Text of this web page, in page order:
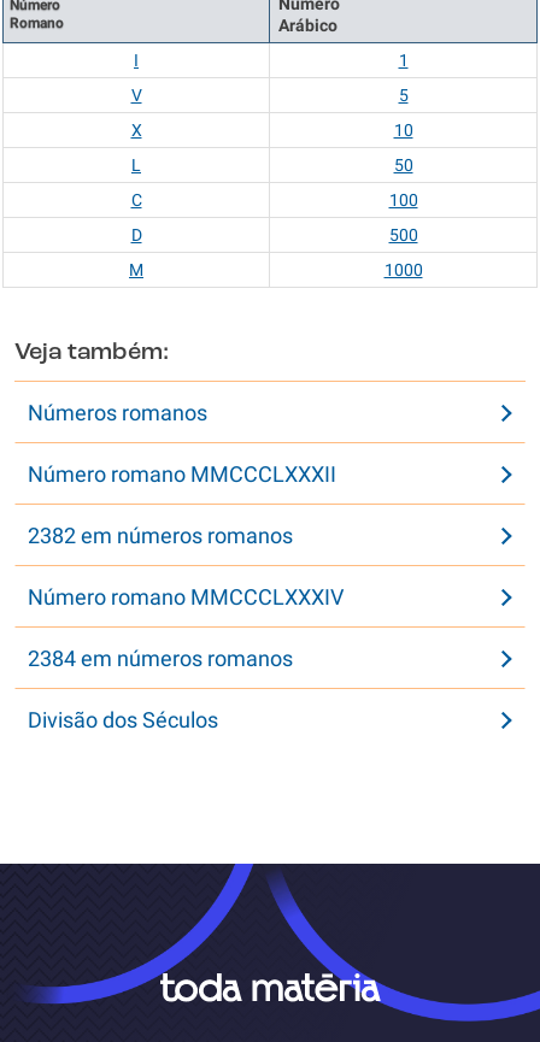
Número
Romano
Arábico
I
1
V
5
X
10
L
50
C
100
D
500
M
1000
Veja também:
Números romanos
Número romano MMCCCLXXXII
2382 em números romanos
Número romano MMCCCLXXXIV
2384 em números romanos
Divisão dos Séculos